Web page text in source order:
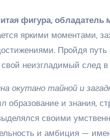
фигура, обладатель
яркими моментами,
Пройдя
неизгладимый след
окутано тайной и
образование и знания,
своими
и амбиция —